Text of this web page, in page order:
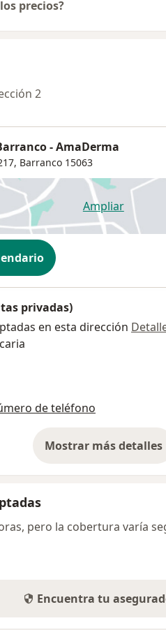
precios?
2
- AmaDerma
Barranco 15063
Ampliarse abre en
privadas)
en esta dirección
de teléfono
Mostrar más detalles
sobre la
pero la cobertura varía
Encuentra tu